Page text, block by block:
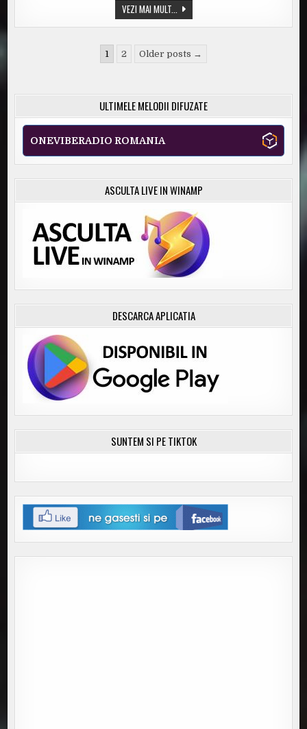
RADU
VEZI MAI MULT... INTRĂ
ÎN
LUMEA
SĂ
NE
ȘTEFAN
BĂNICĂ
CU
ASALT
ȚARĂ.
1 2 Older posts →
ULTIMELE MELODII DIFUZATE
ONEVIBERADIO ROMANIA
ASCULTA LIVE IN WINAMP
DESCARCA APLICATIA
SUNTEM SI PE TIKTOK